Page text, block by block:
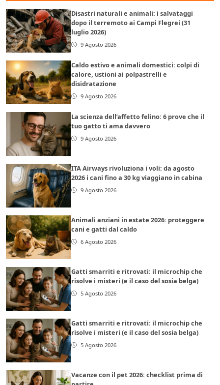
Disastri naturali e animali: i salvataggi
dopo il terremoto ai Campi Flegrei (31
luglio 2026)
9 Agosto 2026
Caldo estivo e animali domestici: colpi di
calore, ustioni ai polpastrelli e
disidratazione
9 Agosto 2026
La scienza dell’affetto felino: 6 prove che il
tuo gatto ti ama davvero
9 Agosto 2026
ITA Airways rivoluziona i voli: da agosto
2026 i cani fino a 30 kg viaggiano in cabina
9 Agosto 2026
Animali anziani in estate 2026: proteggere
cani e gatti dal caldo
6 Agosto 2026
Gatti smarriti e ritrovati: il microchip che
risolve i misteri (e il caso del sosia belga)
5 Agosto 2026
Gatti smarriti e ritrovati: il microchip che
risolve i misteri (e il caso del sosia belga)
5 Agosto 2026
Vacanze con il pet 2026: checklist prima di